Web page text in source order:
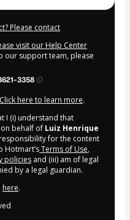
Please contact
visit our Help Center
our support team, please
3358
Click here to learn more.
I (i) understand that
behalf of Luiz Henrique
for the content
Hotmart’sTerms of Use,
policies and (iii) am of legal
by a legal guardian.
here.